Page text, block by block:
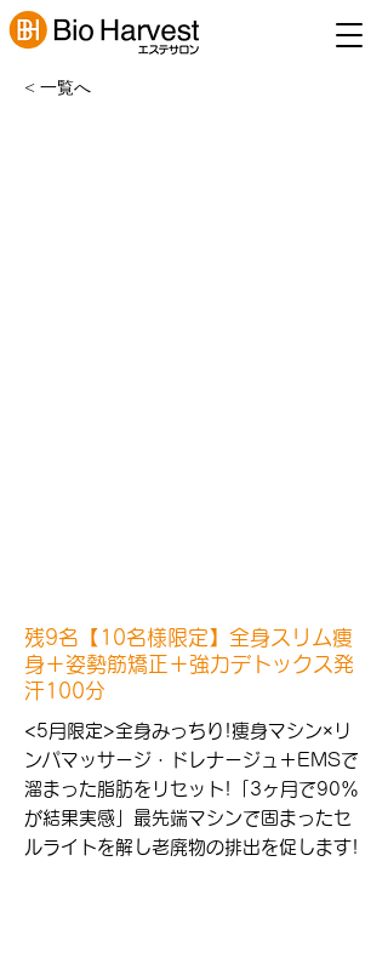
< 一覧へ
残9名【10名様限定】全身スリム痩
身＋姿勢筋矯正＋強力デトックス発
汗100分
<5月限定>全身みっちり!痩身マシン×リ
ンパマッサージ・ドレナージュ＋EMSで
溜まった脂肪をリセット!「3ヶ月で90％
が結果実感」最先端マシンで固まったセ
ルライトを解し老廃物の排出を促します!